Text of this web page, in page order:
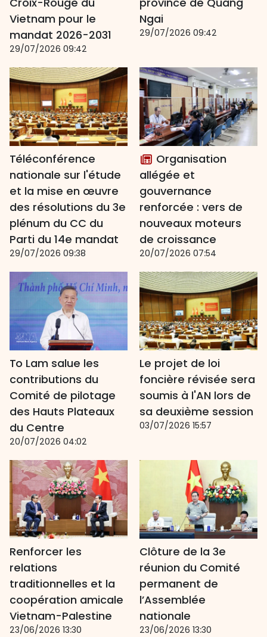
Vietnam pour le
mandat 2026-2031
29/07/2026 09:42
Ngai
29/07/2026 09:42
Téléconférence
nationale sur l'étude
et la mise en œuvre
des résolutions du 3e
plénum du CC du
Parti du 14e mandat
29/07/2026 09:38
Organisation
allégée et
gouvernance
renforcée : vers de
nouveaux moteurs
de croissance
20/07/2026 07:54
To Lam salue les
contributions du
Comité de pilotage
des Hauts Plateaux
du Centre
20/07/2026 04:02
Le projet de loi
foncière révisée sera
soumis à l'AN lors de
sa deuxième session
03/07/2026 15:57
Renforcer les
relations
traditionnelles et la
coopération amicale
Vietnam-Palestine
23/06/2026 13:30
Clôture de la 3e
réunion du Comité
permanent de
l’Assemblée
nationale
23/06/2026 13:30